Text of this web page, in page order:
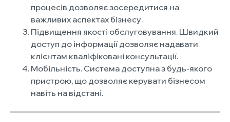
процесів дозволяє зосередитися на
важливих аспектах бізнесу.
Підвищення якості обслуговування. Швидкий
доступ до інформації дозволяє надавати
клієнтам кваліфіковані консультації.
Мобільність. Система доступна з будь-якого
пристрою, що дозволяє керувати бізнесом
навіть на відстані.